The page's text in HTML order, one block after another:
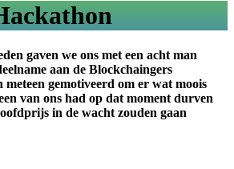
gaven we ons met een acht man
aan de Blockchaingers
gemotiveerd om er wat moois
van ons had op dat moment durven
in de wacht zouden gaan